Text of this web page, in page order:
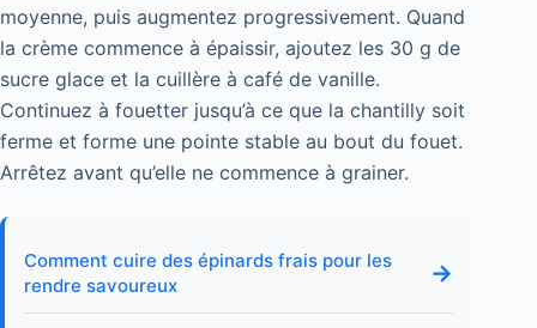
moyenne, puis augmentez progressivement. Quand
la crème commence à épaissir, ajoutez les 30 g de
sucre glace et la cuillère à café de vanille.
Continuez à fouetter jusqu’à ce que la chantilly soit
ferme et forme une pointe stable au bout du fouet.
Arrêtez avant qu’elle ne commence à grainer.
Comment cuire des épinards frais pour les
rendre savoureux
→